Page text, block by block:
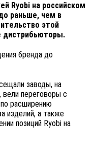
Ryobi на российском
раньше, чем в
о этой
дистрибьюторы.
бренда до
заводы, на
, вели переговоры с
расширению
изделий, а также
позиций Ryobi на